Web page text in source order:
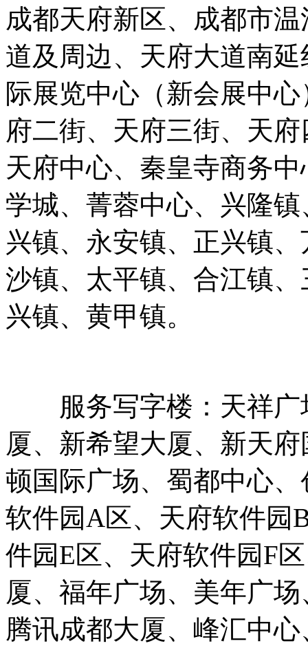
成都天府新区、成都市
道及周边、天府大道南
际展览中心（新会展中
府二街、天府三街、天
天府中心、秦皇寺商务
学城、菁蓉中心、兴隆
兴镇、永安镇、正兴镇
沙镇、太平镇、合江镇
兴镇、黄甲镇。
服务写字楼：天祥广
厦、新希望大厦、新天
顿国际广场、蜀都中心
软件园A区、天府软件园
件园E区、天府软件园F
厦、福年广场、美年广
腾讯成都大厦、峰汇中